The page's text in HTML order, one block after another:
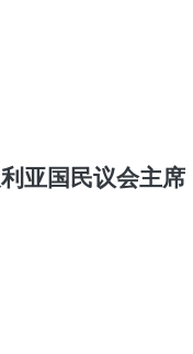
亚国民议会主席